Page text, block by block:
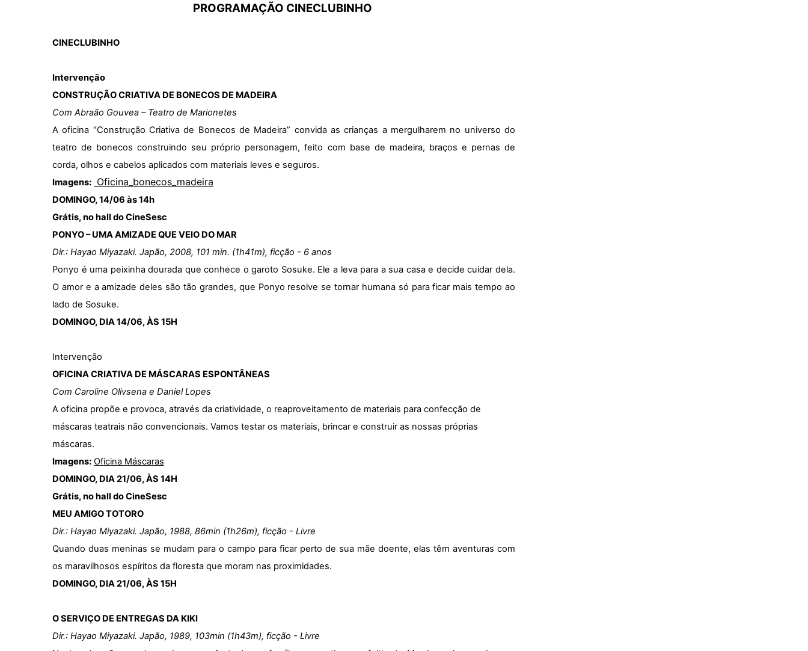
PROGRAMAÇÃO CINECLUBINHO
CINECLUBINHO
Intervenção
CONSTRUÇÃO CRIATIVA DE BONECOS DE MADEIRA
Com Abraão Gouvea – Teatro de Marionetes
A oficina “Construção Criativa de Bonecos de Madeira” convida as crianças a mergulharem no universo do
teatro de bonecos construindo seu próprio personagem, feito com base de madeira, braços e pernas de
corda, olhos e cabelos aplicados com materiais leves e seguros.
Imagens: Oficina_bonecos_madeira
DOMINGO, 14/06 às 14h
Grátis, no hall do CineSesc
PONYO – UMA AMIZADE QUE VEIO DO MAR
Dir.: Hayao Miyazaki. Japão, 2008, 101 min. (1h41m), ficção - 6 anos
Ponyo é uma peixinha dourada que conhece o garoto Sosuke. Ele a leva para a sua casa e decide cuidar dela.
O amor e a amizade deles são tão grandes, que Ponyo resolve se tornar humana só para ficar mais tempo ao
lado de Sosuke.
DOMINGO, DIA 14/06, ÀS 15H
Intervenção
OFICINA CRIATIVA DE MÁSCARAS ESPONTÂNEAS
Com Caroline Olivsena e Daniel Lopes
A oficina propõe e provoca, através da criatividade, o reaproveitamento de materiais para confecção de
máscaras teatrais não convencionais. Vamos testar os materiais, brincar e construir as nossas próprias
máscaras.
Imagens: Oficina Máscaras
DOMINGO, DIA 21/06, ÀS 14H
Grátis, no hall do CineSesc
MEU AMIGO TOTORO
Dir.: Hayao Miyazaki. Japão, 1988, 86min (1h26m), ficção - Livre
Quando duas meninas se mudam para o campo para ficar perto de sua mãe doente, elas têm aventuras com
os maravilhosos espíritos da floresta que moram nas proximidades.
DOMINGO, DIA 21/06, ÀS 15H
O SERVIÇO DE ENTREGAS DA KIKI
Dir.: Hayao Miyazaki. Japão, 1989, 103min (1h43m), ficção - Livre